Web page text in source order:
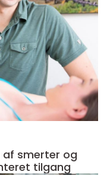
tilgang